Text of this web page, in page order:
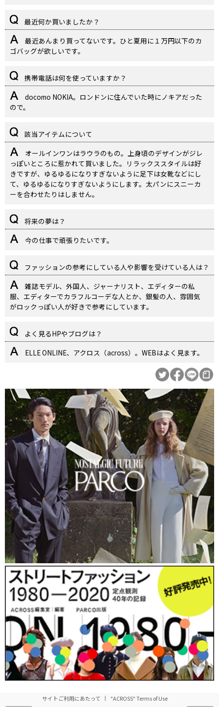
最近何か買いましたか？
最近あんまり買ってないです。ひと夏用に１万円以下のカ
ゴバッグが欲しいです。
携帯電話は何を使っていますか？
docomo NOKIA。ロンドンに住んでいた時にノキアだった
ので。
該当アイテムについて
オールインワンはラウラのもの。上身頃のデザインがジレ
っぽいところに惹かれて買いました。リラックススタイルは好
きですが、ゆるゆるになりすぎないように足下は女靴などにし
て、ゆるゆるになりすぎないようにします。太パンにスニーカ
ーを合わせたりはしません。
将来の夢は？
今の仕事で頑張りたいです。
ファッションの参考にしている人や影響を受けている人は？
雑誌モデル、外国人、ジャーナリスト、エディターの私
服、エディターでカラフルコーデな人とか、銀髪の人、雰囲気
がロックっぽい人が好きで参考にしています。
よく見るHPやブログは？
ELLE ONLINE、アクロス（across）。WEBはよく見ます。
サイトご利用にあたって "ACROSS" Terms of Use